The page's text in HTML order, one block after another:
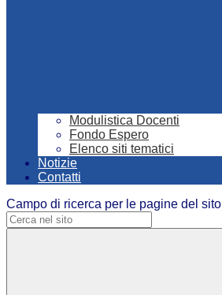
Modulistica Docenti
Fondo Espero
Elenco siti tematici
Notizie
Contatti
Campo di ricerca per le pagine del sito